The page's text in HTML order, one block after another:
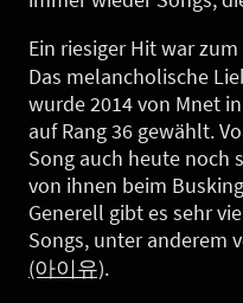
Ein riesiger Hit war
Das melancholische
wurde 2014 von Mnet
auf Rang 36 gewählt.
Song auch heute noch
von ihnen beim
Generell gibt es sehr
Songs, unter anderem
(아이유).